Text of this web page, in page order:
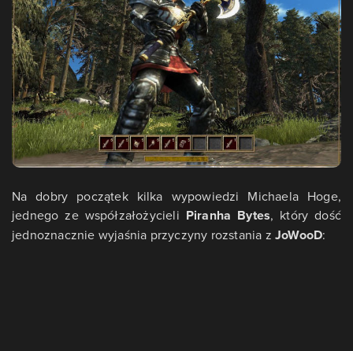
Na dobry początek kilka wypowiedzi Michaela Hoge,
jednego ze współzałożycieli Piranha Bytes, który dość
jednoznacznie wyjaśnia przyczyny rozstania zJoWooD: